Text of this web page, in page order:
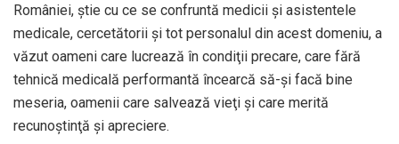
României, ştie cu ce se confruntă medicii şi asistentele
medicale, cercetătorii şi tot personalul din acest domeniu, a
văzut oameni care lucrează în condiţii precare, care fără
tehnică medicală performantă încearcă să-şi facă bine
meseria, oamenii care salvează vieţi şi care merită
recunoştinţă şi apreciere.